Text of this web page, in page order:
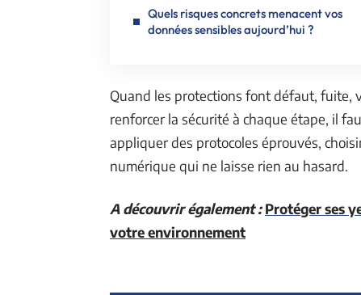
Quels risques concrets menacent vos
données sensibles aujourd’hui ?
Quand les protections font défaut, fuite,
renforcer la sécurité à chaque étape, il
appliquer des protocoles éprouvés,
numérique qui ne laisse rien au hasard.
A découvrir également : Protéger ses
votre environnement